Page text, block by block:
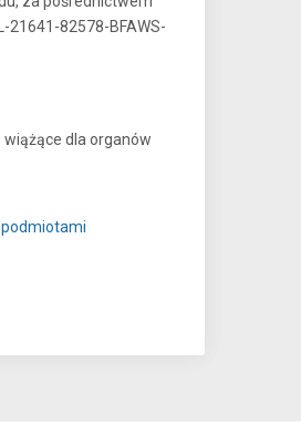
21641-82578-BFAWS-
dla organów
podmiotami